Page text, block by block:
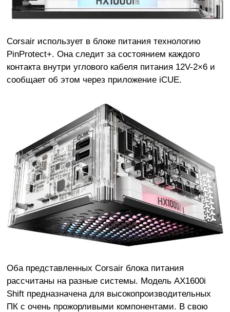
Corsair использует в блоке питания технологию
PinProtect+. Она следит за состоянием каждого
контакта внутри углового кабеля питания 12V-2×6 и
сообщает об этом через приложение iCUE.
Оба представленных Corsair блока питания
рассчитаны на разные системы. Модель AX1600i
Shift предназначена для высокопроизводительных
ПК с очень прожорливыми компонентами. В свою